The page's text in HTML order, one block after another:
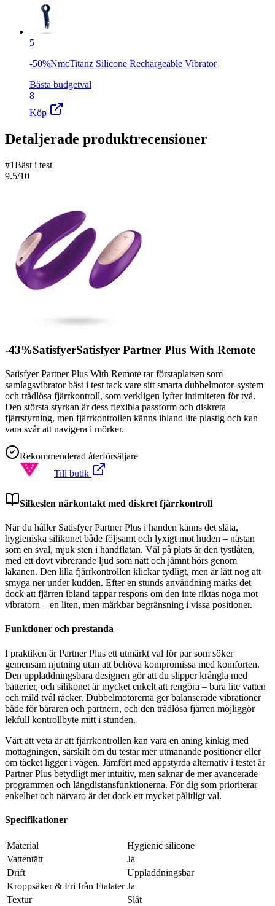
5
-50%NmcTitanz Silicone Rechargeable Vibrator
Bästa budgetval
8
Köp
Detaljerade produktrecensioner
#1Bäst i test
9.5/10
-43%SatisfyerSatisfyer Partner Plus With Remote
Satisfyer Partner Plus With Remote tar förstaplatsen som
samlagsvibrator bäst i test tack vare sitt smarta dubbelmotor-system
och trådlösa fjärrkontroll, som verkligen lyfter intimiteten för två.
Den största styrkan är dess flexibla passform och diskreta
fjärrstyrning, men fjärrkontrollen känns ibland lite plastig och kan
vara svår att navigera i mörker.
Rekommenderad återförsäljare
Till butik
Silkeslen närkontakt med diskret fjärrkontroll
När du håller Satisfyer Partner Plus i handen känns det släta,
hygieniska silikonet både följsamt och lyxigt mot huden – nästan
som en sval, mjuk sten i handflatan. Väl på plats är den tystlåten,
med ett dovt vibrerande ljud som nätt och jämnt hörs genom
lakanen. Den lilla fjärrkontrollen klickar tydligt, men är lätt nog att
smyga ner under kudden. Efter en stunds användning märks det
dock att fjärren ibland tappar respons om den inte riktas noga mot
vibratorn – en liten, men märkbar begränsning i vissa positioner.
Funktioner och prestanda
I praktiken är Partner Plus ett utmärkt val för par som söker
gemensam njutning utan att behöva kompromissa med komforten.
Den uppladdningsbara designen gör att du slipper krångla med
batterier, och silikonet är mycket enkelt att rengöra – bara lite vatten
och mild tvål räcker. Dubbelmotorerna ger balanserade vibrationer
både för bäraren och partnern, och den trådlösa fjärren möjliggör
lekfull kontrollbyte mitt i stunden.
Värt att veta är att fjärrkontrollen kan vara en aning kinkig med
mottagningen, särskilt om du testar mer utmanande positioner eller
om täcket ligger i vägen. Jämfört med appstyrda alternativ i testet är
Partner Plus betydligt mer intuitiv, men saknar de mer avancerade
programmen och långdistansfunktionerna. För dig som prioriterar
enkelhet och närvaro är det dock ett mycket pålitligt val.
Specifikationer
Material
Hygienic silicone
Vattentätt
Ja
Drift
Uppladdningsbar
Kroppsäker & Fri från Ftalater Ja
Textur
Slät